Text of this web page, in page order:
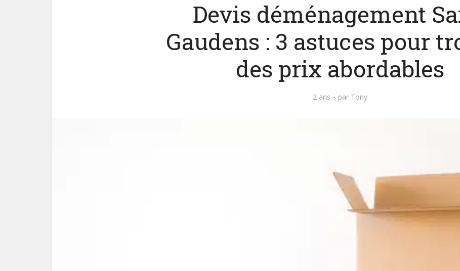
Devis déménagement
Gaudens : 3 astuces pour
des prix abordables
2 ans par Tony